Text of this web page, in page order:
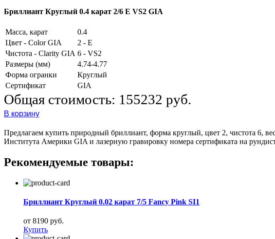
Бриллиант Круглый 0.4 карат 2/6 E VS2 GIA
Масса, карат
0.4
Цвет - Color GIA
2 - E
Чистота - Clarity GIA 6 - VS2
Размеры (мм)
4.74-4.77
Форма огранки
Круглый
Сертификат
GIA
Общая стоимость: 155232 руб.
В корзину
Предлагаем купить природный бриллиант, форма круглый, цвет 2, чистота 6,
Института Америки GIA и лазерную гравировку номера сертификата на
Рекомендуемые товары:
Бриллиант Круглый 0.02 карат 7/5 Fancy Pink SI1
от 8190 руб.
Купить